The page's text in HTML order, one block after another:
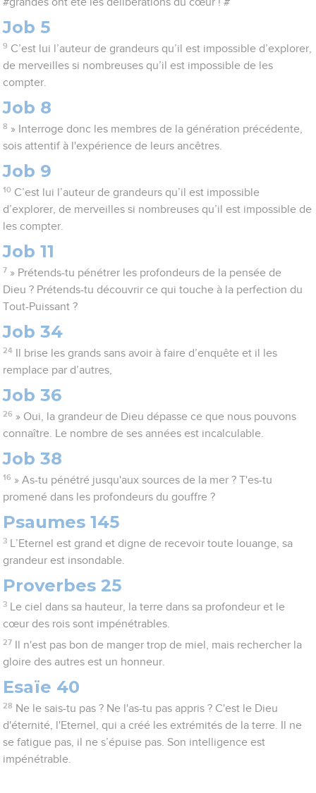
Job 5
9 C’est lui l’auteur de grandeurs qu’il est impossible d’explorer,
de merveilles si nombreuses qu’il est impossible de les
compter.
Job 8
8 » Interroge donc les membres de la génération précédente,
sois attentif à l'expérience de leurs ancêtres.
Job 9
10 C’est lui l’auteur de grandeurs qu’il est impossible
d’explorer, de merveilles si nombreuses qu’il est impossible de
les compter.
Job 11
7 » Prétends-tu pénétrer les profondeurs de la pensée de
Dieu ? Prétends-tu découvrir ce qui touche à la perfection du
Tout-Puissant ?
Job 34
24
Il brise les grands sans avoir à faire d’enquête et il les
remplace par d’autres,
Job 36
26 » Oui, la grandeur de Dieu dépasse ce que nous pouvons
connaître. Le nombre de ses années est incalculable.
Job 38
16 » As-tu pénétré jusqu'aux sources de la mer ? T'es-tu
promené dans les profondeurs du gouffre ?
Psaumes 145
3
L’Eternel est grand et digne de recevoir toute louange, sa
grandeur est insondable.
Proverbes 25
3
Le ciel dans sa hauteur, la terre dans sa profondeur et le
cœur des rois sont impénétrables.
27
Il n'est pas bon de manger trop de miel, mais rechercher la
gloire des autres est un honneur.
Esaïe 40
28 Ne le sais-tu pas ? Ne l'as-tu pas appris ? C'est le Dieu
d'éternité, l'Eternel, qui a créé les extrémités de la terre. Il ne
se fatigue pas, il ne s’épuise pas. Son intelligence est
impénétrable.